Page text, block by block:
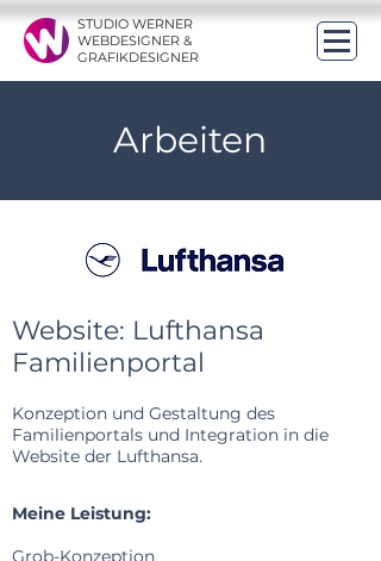
STUDIO WERNER
WEBDESIGNER &
GRAFIKDESIGNER
Arbeiten
Website: Lufthansa
Familienportal
Konzeption und Gestaltung des
Familienportals und Integration in die
Website der Lufthansa.
Meine Leistung:
Grob-Konzeption